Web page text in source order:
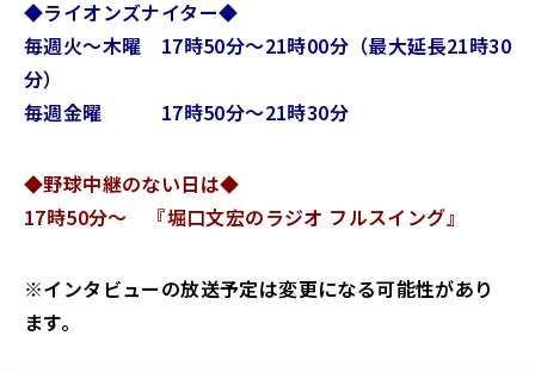
◆ライオンズナイター◆
毎週火～木曜 17時50分～21時00分（最大延長21時30
分）
毎週金曜 17時50分～21時30分
◆野球中継のない日は◆
17時50分～ 『堀口文宏のラジオ フルスイング』
※インタビューの放送予定は変更になる可能性があり
ます。